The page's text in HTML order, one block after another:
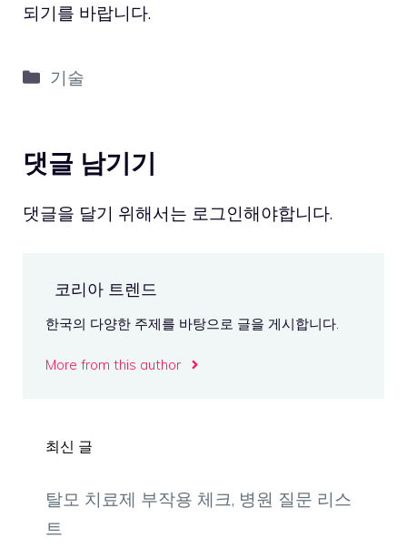
되기를 바랍니다.
카
리
기술
댓글 남기기
댓글을 달기 위해서는 로그인해야합니다.
코리아 트렌드
한국의 다양한 주제를 바탕으로 글을 게시합니다.
More from this author
최신 글
탈모 치료제 부작용 체크, 병원 질문 리스
트